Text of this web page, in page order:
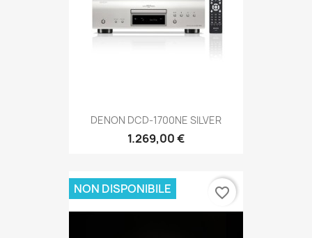
DENON DCD-1700NE SILVER
1.269,00 €
NON DISPONIBILE favorite_border